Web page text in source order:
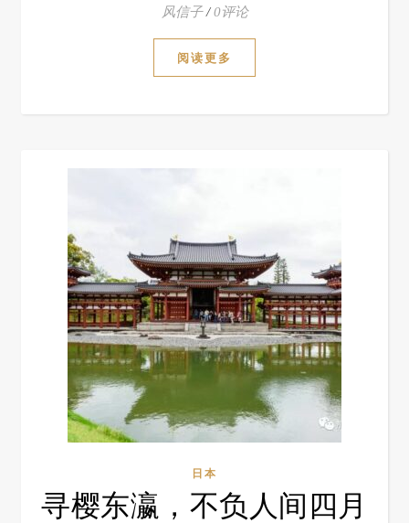
风信子 / 0评论
阅读更多
日本
寻樱东瀛，不负人间四月